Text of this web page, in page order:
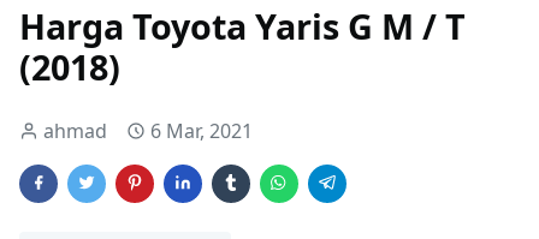
Harga Toyota Yaris G M / T
(2018)
ahmad 6 Mar, 2021